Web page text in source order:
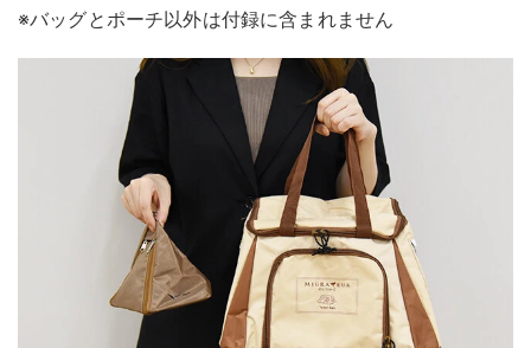
※バッグとポーチ以外は付録に含まれません